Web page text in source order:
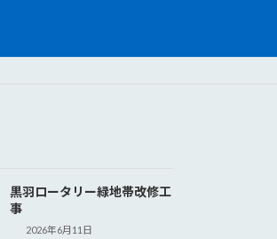
黒羽ロータリー緑地帯改修工
事
2026年6月11日